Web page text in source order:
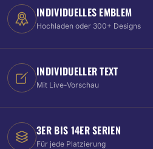
INDIVIDUELLES EMBLEM
Hochladen oder 300+ Designs
INDIVIDUELLER TEXT
Mit Live-Vorschau
3ER BIS 14ER SERIEN
Für jede Platzierung